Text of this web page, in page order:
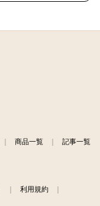
商品一覧 記事一覧
利用規約